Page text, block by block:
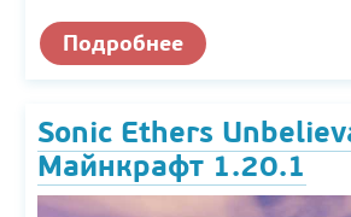
Подробнее
Sonic Ethers
Майнкрафт 1.20.1